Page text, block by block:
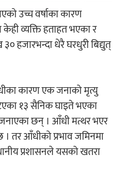
‘संवेदनाका प्रतिध्वनि’
लोकार्पण
गर्दै सम्राट
भनेकै यस्तो होला’को शीर्ष गीत
उच्च वर्षाका कारण
केही व्यक्ति हताहत भएका र
हजारभन्दा धेरै घरधुरी बिद्युत्
कारण एक जनाको मृत्यु
१३ सैनिक घाइते भएका
छन् । आँधी मत्थर भएर
तर आँधीको प्रभाव जमिनमा
प्रशासनले यसको खतरा